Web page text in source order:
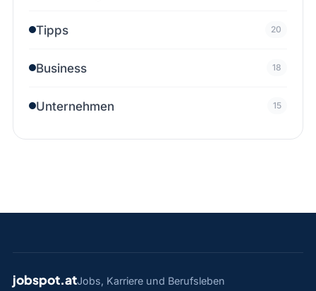
Tipps 20
Business 18
Unternehmen 15
jobspot.atJobs, Karriere und Berufsleben